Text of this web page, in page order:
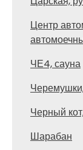
Центр
ЧЕ4, сауна
Черный
Шарабан